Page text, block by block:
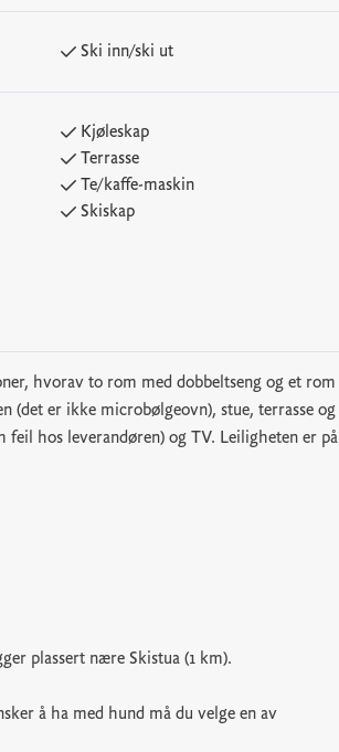
Ski inn/ski ut
Kjøleskap
Terrasse
Te/kaffe-maskin
Skiskap
hvorav to rom med dobbeltseng og et rom
(det er ikke microbølgeovn), stue, terrasse og
hos leverandøren) og TV. Leiligheten er på
plassert nære Skistua (1 km).
å ha med hund må du velge en av